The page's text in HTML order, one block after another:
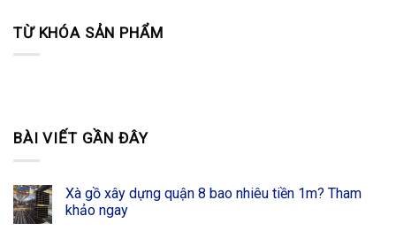
TỪ KHÓA SẢN PHẨM
BÀI VIẾT GẦN ĐÂY
Xà gồ xây dựng quận 8 bao nhiêu tiền 1m? Tham
khảo ngay